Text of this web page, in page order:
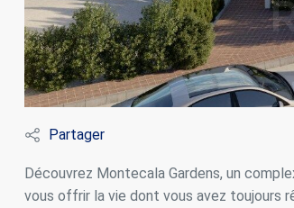
Partager
Découvrez Montecala Gardens, un
vous offrir la vie dont vous avez toujours